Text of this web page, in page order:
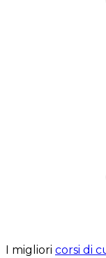
I migliori corsi di